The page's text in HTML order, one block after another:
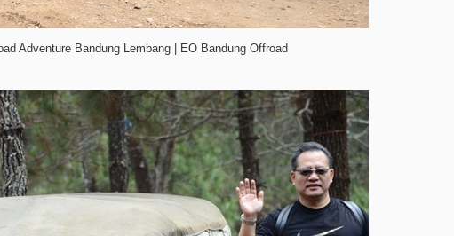
Adventure Bandung Lembang | EO Bandung Offroad